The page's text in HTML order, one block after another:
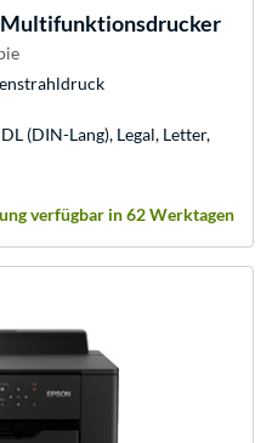
Multifunktionsdrucker
(DIN-Lang), Legal, Letter,
verfügbar in 62 Werktagen